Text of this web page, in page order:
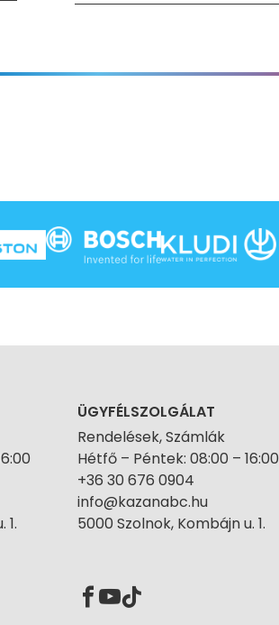
1.
ÜGYFÉLSZOLGÁLAT
Rendelések, Számlák
Hétfő – Péntek: 08:00 – 16:00
+36 30 676 0904
info@kazanabc.hu
5000 Szolnok, Kombájn u. 1.